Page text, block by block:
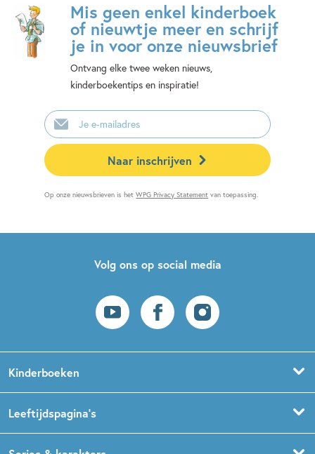
Mis geen enkel kinderboek
of nieuwtje meer en schrijf
je in voor onze nieuwsbrief
Ontvang elke twee weken nieuws,
kinderboekentips en inspiratie!
E-
mailadres
Naar inschrijven
Op onze nieuwsbrieven is hetWPG Privacy Statement van toepassing.
Volg ons op social media
Kinderboeken
Prentenboeken
Leeftijdspagina’s